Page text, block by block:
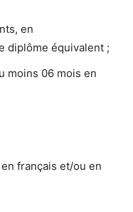
en
diplôme équivalent ;
moins 06 mois en
français et/ou en